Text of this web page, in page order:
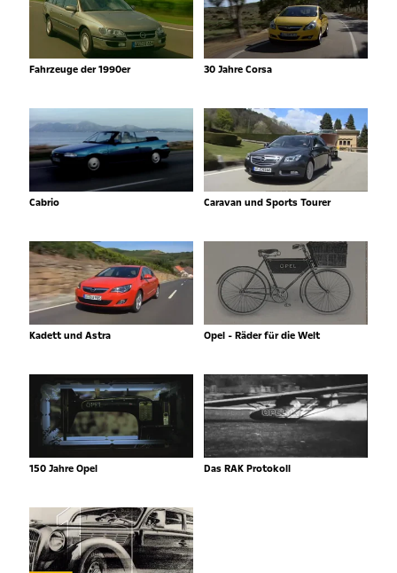
Fahrzeuge der 1990er 30 Jahre Corsa
Cabrio Caravan und Sports Tourer
Kadett und Astra Opel - Räder für die Welt
150 Jahre Opel Das RAK Protokoll